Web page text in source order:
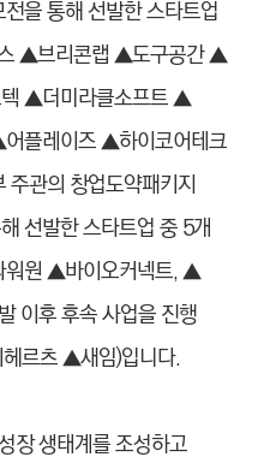
을 통해 선발한 스타트업
▲브리콘랩 ▲도구공간 ▲
▲더미라클소프트 ▲
플레이즈 ▲하이코어테크
관의 창업도약패키지
선발한 스타트업 중 5개
원 ▲바이오커넥트, ▲
이후 후속 사업을 진행
르츠 ▲새임)입니다.
장 생태계를 조성하고